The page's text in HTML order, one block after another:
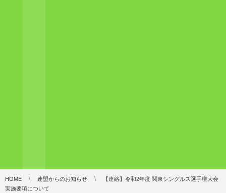
HOME 連盟からのお知らせ
【連絡】令和2年度 関東シングルス選手権大会
実施要項について